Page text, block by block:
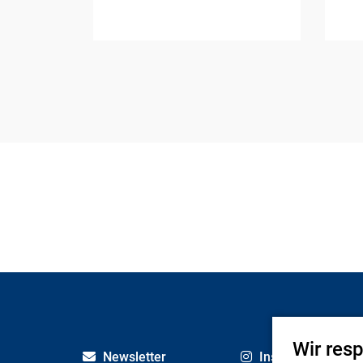
Newsletter Instagram
Wir